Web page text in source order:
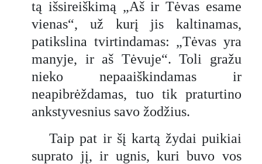
tą išsireiškimą „Aš ir Tėvas esame
vienas“, už kurį jis kaltinamas,
patikslina tvirtindamas: „Tėvas yra
manyje, ir aš Tėvuje“. Toli gražu
nieko nepaaiškindamas ir
neapibrėždamas, tuo tik praturtino
ankstyvesnius savo žodžius.
Taip pat ir šį kartą žydai puikiai
suprato jį, ir ugnis, kuri buvo vos